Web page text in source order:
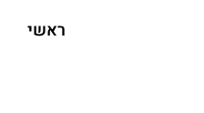
ראשי